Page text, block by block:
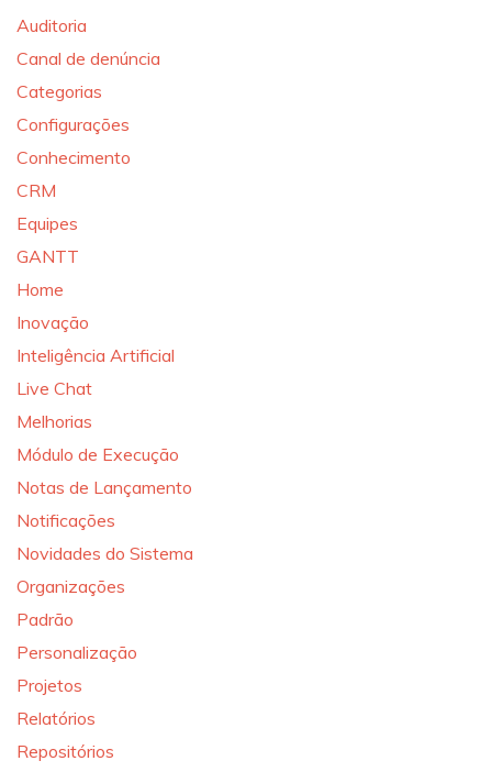
Auditoria
Canal de denúncia
Categorias
Configurações
Conhecimento
CRM
Equipes
GANTT
Home
Inovação
Inteligência Artificial
Live Chat
Melhorias
Módulo de Execução
Notas de Lançamento
Notificações
Novidades do Sistema
Organizações
Padrão
Personalização
Projetos
Relatórios
Repositórios